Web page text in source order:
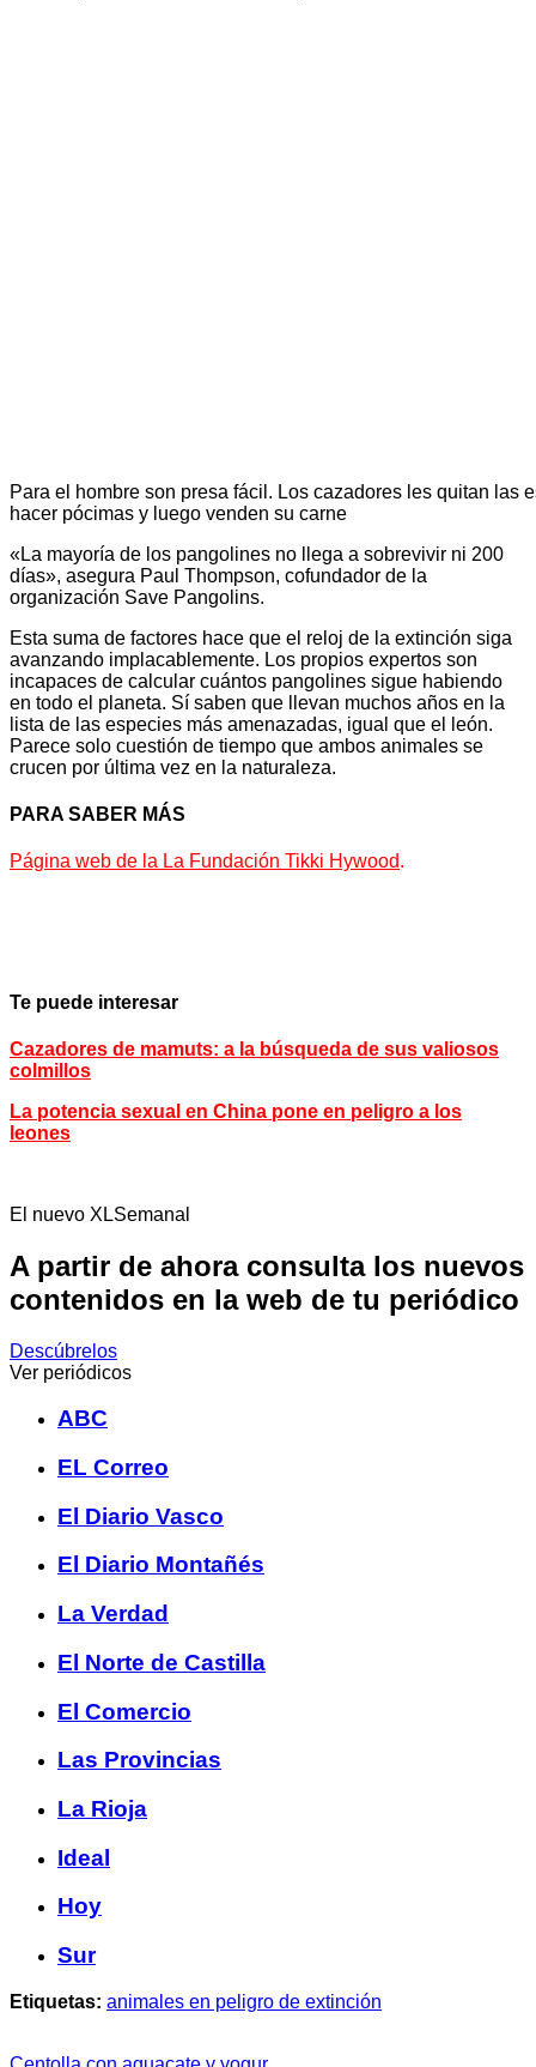
Para el hombre son presa fácil. Los cazadores les quitan las
hacer pócimas y luego venden su carne
«La mayoría de los pangolines no llega a sobrevivir ni 200
días», asegura Paul Thompson, cofundador de la
organización Save Pangolins.
Esta suma de factores hace que el reloj de la extinción siga
avanzando implacablemente. Los propios expertos son
incapaces de calcular cuántos pangolines sigue habiendo
en todo el planeta. Sí saben que llevan muchos años en la
lista de las especies más amenazadas, igual que el león.
Parece solo cuestión de tiempo que ambos animales se
crucen por última vez en la naturaleza.
PARA SABER MÁS
Página web de la La Fundación Tikki Hywood.
Te puede interesar
Cazadores de mamuts: a la búsqueda de sus valiosos
colmillos
La potencia sexual en China pone en peligro a los
leones
El nuevo XLSemanal
A partir de ahora consulta los nuevos
contenidos en la web de tu periódico
Descúbrelos
Ver periódicos
ABC
EL Correo
El Diario Vasco
El Diario Montañés
La Verdad
El Norte de Castilla
El Comercio
Las Provincias
La Rioja
Ideal
Hoy
Sur
Etiquetas: animales en peligro de extinción